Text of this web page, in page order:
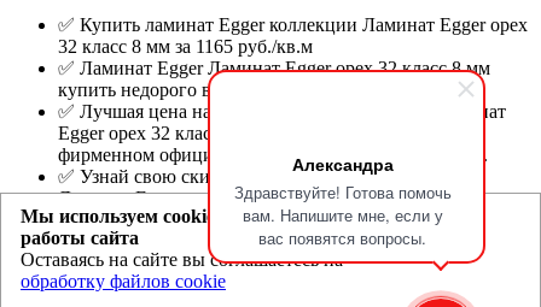
Александра
Здравствуйте! Готова помочь
вам. Напишите мне, если у
вас появятся вопросы.
✅ Купить ламинат Egger коллекции Ламинат Egger орех
32 класс 8 мм за 1165 руб./кв.м
✅ Ламинат Egger Ламинат Egger орех 32 класс 8 мм
купить недорого в фирменном шоу-руме Эггер.
✅ Лучшая цена на ламинат Egger коллекции Ламинат
Egger орех 32 класс 8 мм в Санкт-Петербурге в
фирменном официальном интернет магазине Egger.
✅ Узнай свою скидку на ламинат Egger коллекции
Ламинат Egger орех 32 класс 8 мм в официальных шоу-
румах или по телефону.
Egger.spb.ru - магазин ламината Эггер и Ever Sense в Санкт-
Петербурге
Мы используем cookie для улучшения
работы сайта
Оставаясь на сайте вы соглашаетесь на
обработку файлов cookie